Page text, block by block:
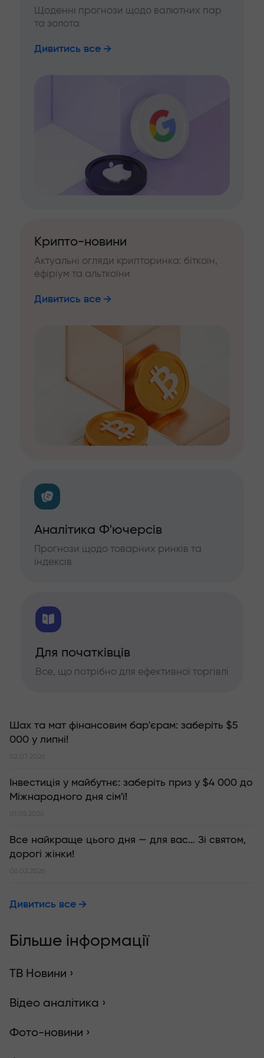
Щоденні прогнози щодо валютних пар
та золота
Дивитись все
Крипто-новини
Актуальні огляди крипторинка: біткоїн,
ефіріум та альткоїни
Дивитись все
Аналітика Ф'ючерсів
Прогнози щодо товарних ринків та
індексів
Для початківців
Все, що потрібно для ефективної торгівлі
Шах та мат фінансовим бар'єрам: заберіть $5
000 у липні!
02.07.2026
Інвестиція у майбутнє: заберіть приз у $4 000 до
Міжнародного дня сім'ї!
01.05.2026
Все найкраще цього дня — для вас… Зі святом,
дорогі жінки!
06.03.2026
Дивитись все
Більше інформації
ТВ Новини ›
Відео аналітика ›
Фото-новини ›